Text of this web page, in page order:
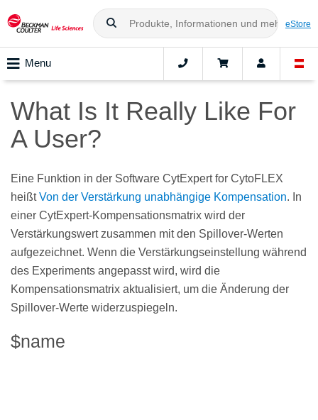
eStore
Menu
What Is It Really Like For
A User?
Eine Funktion in der Software CytExpert for CytoFLEX
heißtVon der Verstärkung unabhängige Kompensation. In
einer CytExpert-Kompensationsmatrix wird der
Verstärkungswert zusammen mit den Spillover-Werten
aufgezeichnet. Wenn die Verstärkungseinstellung während
des Experiments angepasst wird, wird die
Kompensationsmatrix aktualisiert, um die Änderung der
Spillover-Werte widerzuspiegeln.
$name